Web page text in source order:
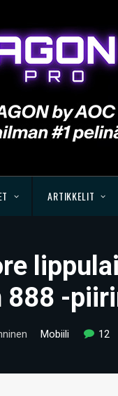
ARTIKKELIT
888 -
Mobiili 12